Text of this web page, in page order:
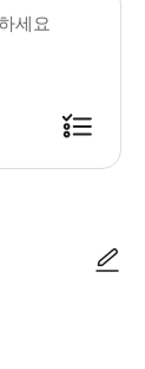
세요